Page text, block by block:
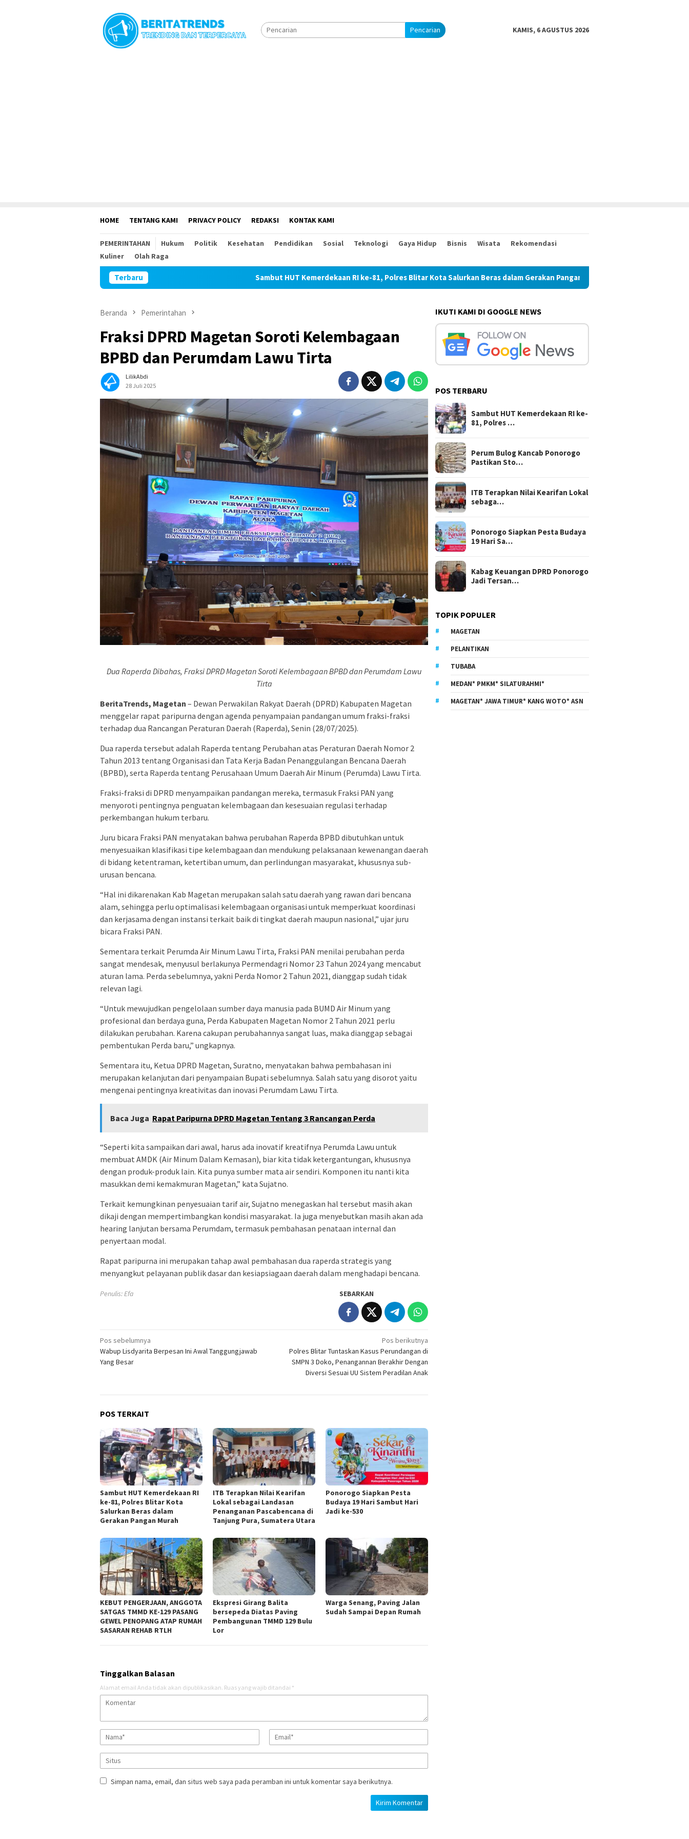
Pencarian KAMIS, 6 AGUSTUS 2026
HOME TENTANG KAMI PRIVACY POLICY REDAKSI KONTAK KAMI
PEMERINTAHAN Hukum Politik Kesehatan Pendidikan Sosial Teknologi Gaya Hidup Bisnis Wisata
Rekomendasi
Kuliner
Olah Raga
Terbaru Sambut HUT Kemerdekaan RI ke-81, Polres Blitar Kota Salurkan Beras dalam Gerakan Pangan Murah Perum Bulog Kancab
Beranda Pemerintahan
Fraksi DPRD Magetan Soroti Kelembagaan
BPBD dan Perumdam Lawu Tirta
LilikAbdi
28 Juli 2025
Dua Raperda Dibahas, Fraksi DPRD Magetan Soroti Kelembagaan BPBD dan Perumdam Lawu
Tirta
BeritaTrends, Magetan – Dewan Perwakilan Rakyat Daerah (DPRD) Kabupaten Magetan
menggelar rapat paripurna dengan agenda penyampaian pandangan umum fraksi-fraksi
terhadap dua Rancangan Peraturan Daerah (Raperda), Senin (28/07/2025).
Dua raperda tersebut adalah Raperda tentang Perubahan atas Peraturan Daerah Nomor 2
Tahun 2013 tentang Organisasi dan Tata Kerja Badan Penanggulangan Bencana Daerah
(BPBD), serta Raperda tentang Perusahaan Umum Daerah Air Minum (Perumda) Lawu Tirta.
Fraksi-fraksi di DPRD menyampaikan pandangan mereka, termasuk Fraksi PAN yang
menyoroti pentingnya penguatan kelembagaan dan kesesuaian regulasi terhadap
perkembangan hukum terbaru.
Juru bicara Fraksi PAN menyatakan bahwa perubahan Raperda BPBD dibutuhkan untuk
menyesuaikan klasifikasi tipe kelembagaan dan mendukung pelaksanaan kewenangan daerah
di bidang ketentraman, ketertiban umum, dan perlindungan masyarakat, khususnya sub-
urusan bencana.
“Hal ini dikarenakan Kab Magetan merupakan salah satu daerah yang rawan dari bencana
alam, sehingga perlu optimalisasi kelembagaan organisasi untuk memperkuat koordinasi
dan kerjasama dengan instansi terkait baik di tingkat daerah maupun nasional,” ujar juru
bicara Fraksi PAN.
Sementara terkait Perumda Air Minum Lawu Tirta, Fraksi PAN menilai perubahan perda
sangat mendesak, menyusul berlakunya Permendagri Nomor 23 Tahun 2024 yang mencabut
aturan lama. Perda sebelumnya, yakni Perda Nomor 2 Tahun 2021, dianggap sudah tidak
relevan lagi.
“Untuk mewujudkan pengelolaan sumber daya manusia pada BUMD Air Minum yang
profesional dan berdaya guna, Perda Kabupaten Magetan Nomor 2 Tahun 2021 perlu
dilakukan perubahan. Karena cakupan perubahannya sangat luas, maka dianggap sebagai
pembentukan Perda baru,” ungkapnya.
Sementara itu, Ketua DPRD Magetan, Suratno, menyatakan bahwa pembahasan ini
merupakan kelanjutan dari penyampaian Bupati sebelumnya. Salah satu yang disorot yaitu
mengenai pentingnya kreativitas dan inovasi Perumdam Lawu Tirta.
Baca Juga Rapat Paripurna DPRD Magetan Tentang 3 Rancangan Perda
“Seperti kita sampaikan dari awal, harus ada inovatif kreatifnya Perumda Lawu untuk
membuat AMDK (Air Minum Dalam Kemasan), biar kita tidak ketergantungan, khususnya
dengan produk-produk lain. Kita punya sumber mata air sendiri. Komponen itu nanti kita
masukkan demi kemakmuran Magetan,” kata Sujatno.
Terkait kemungkinan penyesuaian tarif air, Sujatno menegaskan hal tersebut masih akan
dikaji dengan mempertimbangkan kondisi masyarakat. Ia juga menyebutkan masih akan ada
hearing lanjutan bersama Perumdam, termasuk pembahasan penataan internal dan
penyertaan modal.
Rapat paripurna ini merupakan tahap awal pembahasan dua raperda strategis yang
menyangkut pelayanan publik dasar dan kesiapsiagaan daerah dalam menghadapi bencana.
Penulis: Efa SEBARKAN
Navigasi
pos
Pos sebelumnya
Wabup Lisdyarita Berpesan Ini Awal Tanggungjawab
Yang Besar
Pos berikutnya
Polres Blitar Tuntaskan Kasus Perundangan di
SMPN 3 Doko, Penangannan Berakhir Dengan
Diversi Sesuai UU Sistem Peradilan Anak
POS TERKAIT
Sambut HUT Kemerdekaan RI
ke-81, Polres Blitar Kota
Salurkan Beras dalam
Gerakan Pangan Murah
ITB Terapkan Nilai Kearifan
Lokal sebagai Landasan
Penanganan Pascabencana di
Tanjung Pura, Sumatera Utara
Ponorogo Siapkan Pesta
Budaya 19 Hari Sambut Hari
Jadi ke-530
KEBUT PENGERJAAN, ANGGOTA
SATGAS TMMD KE-129 PASANG
GEWEL PENOPANG ATAP RUMAH
SASARAN REHAB RTLH
Ekspresi Girang Balita
bersepeda Diatas Paving
Pembangunan TMMD 129 Bulu
Lor
Warga Senang, Paving Jalan
Sudah Sampai Depan Rumah
Tinggalkan Balasan
Alamat email Anda tidak akan dipublikasikan. Ruas yang wajib ditandai *
Simpan nama, email, dan situs web saya pada peramban ini untuk komentar saya berikutnya.
IKUTI KAMI DI GOOGLE NEWS
POS TERBARU
Sambut HUT Kemerdekaan RI ke-
81, Polres …
Perum Bulog Kancab Ponorogo
Pastikan Sto…
ITB Terapkan Nilai Kearifan Lokal
sebaga…
Ponorogo Siapkan Pesta Budaya
19 Hari Sa…
Kabag Keuangan DPRD Ponorogo
Jadi Tersan…
TOPIK POPULER
MAGETAN
PELANTIKAN
TUBABA
MEDAN* PMKM* SILATURAHMI*
MAGETAN* JAWA TIMUR* KANG WOTO* ASN